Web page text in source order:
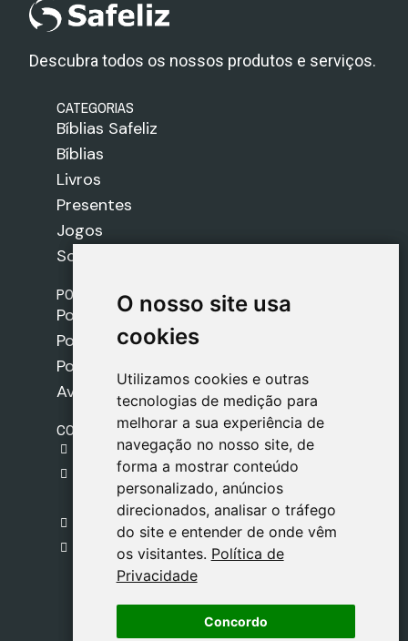
O nosso site usa
cookies
Utilizamos cookies e outras
tecnologias de medição para
melhorar a sua experiência de
navegação no nosso site, de
forma a mostrar conteúdo
personalizado, anúncios
direcionados, analisar o tráfego
do site e entender de onde vêm
os visitantes. Política de
Privacidade
Concordo
O nosso site usa
cookies
Utilizamos cookies e outras
tecnologias de medição para
melhorar a sua experiência de
navegação no nosso site, de
forma a mostrar conteúdo
personalizado, anúncios
direcionados, analisar o tráfego
do site e entender de onde vêm
os visitantes. Política de
Privacidade
Concordo
Descubra todos os nossos produtos e serviços.
CATEGORIAS
Bíblias Safeliz
Bíblias
Livros
Presentes
Jogos
Sobre nós
POLÍTICAS
Política de Envios
Política de Cookies
Política de Privacidade
Aviso Legal
CONTACTO
gestion@safeliz.com
C. del Pradillo, 6, 28770 Colmenar Viejo,
Madrid
+34 918 459 877
Segunda a Sexta
09:00 - 13:00